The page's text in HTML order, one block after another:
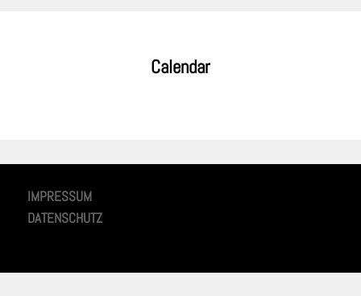
Calendar
IMPRESSUM
DATENSCHUTZ